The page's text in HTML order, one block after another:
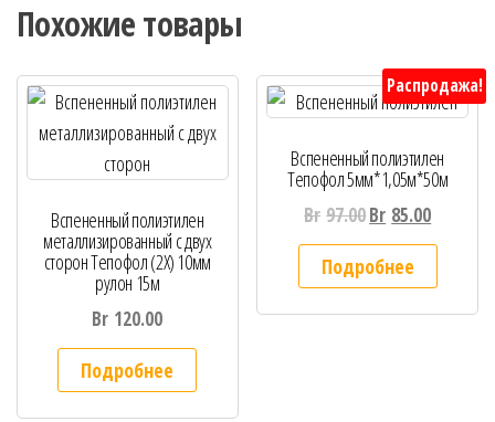
Похожие товары
Вспененный полиэтилен
металлизированный с двух
сторон Тепофол (2Х) 10мм
рулон 15м
Br 120.00
Подробнее
Распродажа!
Вспененный полиэтилен
Тепофол 5мм*1,05м*50м
Br 97.00Br 85.00
Подробнее